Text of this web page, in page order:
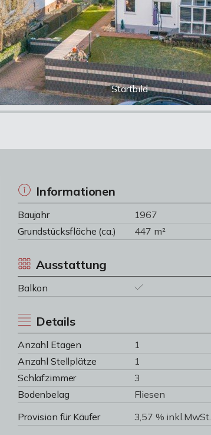
Startbild
Informationen
Baujahr 1967
Grundstücksfläche (ca.)
447 m²
Ausstattung
Balkon
Details
Anzahl Etagen 1
Anzahl Stellplätze
1
Schlafzimmer
3
Bodenbelag
Fliesen
Provision für Käufer
3,57 % inkl.MwSt.